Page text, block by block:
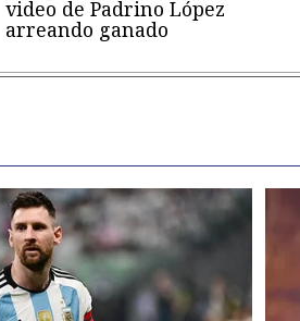
video de Padrino López
arreando ganado